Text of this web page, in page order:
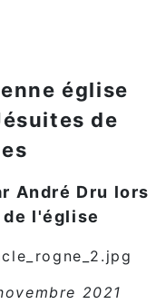
église
de
André Dru lors
l'église
2021